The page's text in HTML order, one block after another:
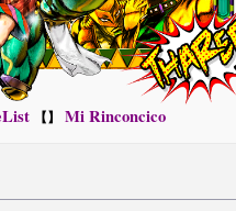
【】 Mi Rinconcico